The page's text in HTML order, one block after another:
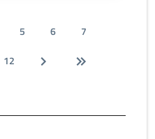
5 6
7
12